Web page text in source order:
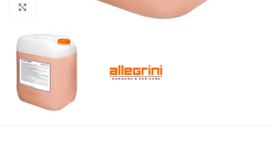
Klikkaa suurentaaksesi